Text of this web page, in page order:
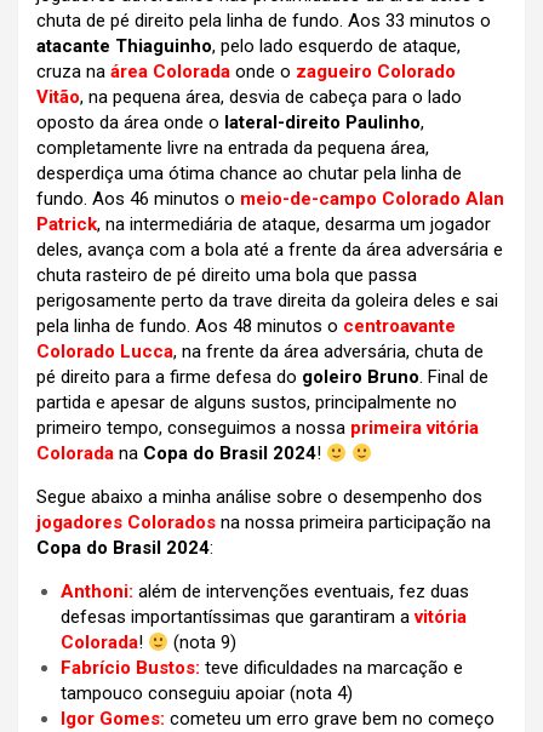
chuta de pé direito pela linha de fundo. Aos 33 minutos o
atacante Thiaguinho, pelo lado esquerdo de ataque,
cruza na área Colorada onde o zagueiro Colorado
Vitão, na pequena área, desvia de cabeça para o lado
oposto da área onde o lateral-direito Paulinho,
completamente livre na entrada da pequena área,
desperdiça uma ótima chance ao chutar pela linha de
fundo. Aos 46 minutos o meio-de-campo Colorado Alan
Patrick, na intermediária de ataque, desarma um jogador
deles, avança com a bola até a frente da área adversária e
chuta rasteiro de pé direito uma bola que passa
perigosamente perto da trave direita da goleira deles e sai
pela linha de fundo. Aos 48 minutos o centroavante
Colorado Lucca, na frente da área adversária, chuta de
pé direito para a firme defesa do goleiro Bruno. Final de
partida e apesar de alguns sustos, principalmente no
primeiro tempo, conseguimos a nossa primeira vitória
Colorada na Copa do Brasil 2024!
Segue abaixo a minha análise sobre o desempenho dos
jogadores Colorados na nossa primeira participação na
Copa do Brasil 2024:
Anthoni: além de intervenções eventuais, fez duas
defesas importantíssimas que garantiram avitória
Colorada!
(nota 9)
Fabrício Bustos: teve dificuldades na marcação e
tampouco conseguiu apoiar (nota 4)
Igor Gomes: cometeu um erro grave bem no começo